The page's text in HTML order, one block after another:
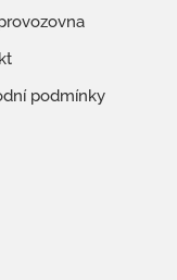
podmínky